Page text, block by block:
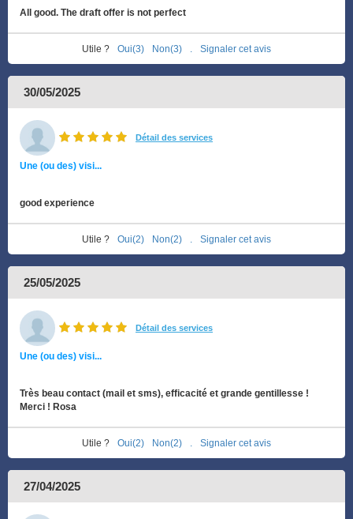
All good. The draft offer is not perfect
Utile ? Oui(3) Non(3) Signaler cet avis
30/05/2025
Détail des services
Une (ou des) visi...
good experience
Utile ? Oui(2) Non(2) Signaler cet avis
25/05/2025
Détail des services
Une (ou des) visi...
Très beau contact (mail et sms), efficacité et grande gentillesse !
Merci ! Rosa
Utile ? Oui(2) Non(2) Signaler cet avis
27/04/2025